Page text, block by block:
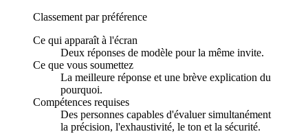
Classement par préférence
Ce qui apparaît à l'écran
Deux réponses de modèle pour la même invite.
Ce que vous soumettez
La meilleure réponse et une brève explication du
pourquoi.
Compétences requises
Des personnes capables d'évaluer simultanément
la précision, l'exhaustivité, le ton et la sécurité.